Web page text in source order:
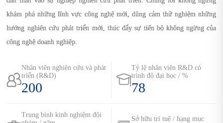
khám phá những lĩnh vực công nghệ mới, dũng cảm thử nghiệm những
hướng nghiên cứu phát triển mới, thúc đẩy sự tiến bộ không ngừng của
công nghệ doanh nghiệp.
khám phá những lĩnh vực công nghệ mới, dũng cảm thử nghiệm những
hướng nghiên cứu phát triển mới, thúc đẩy sự tiến bộ không ngừng của
công nghệ doanh nghiệp.
khám phá những lĩnh vực công nghệ mới, dũng cảm thử nghiệm những
hướng nghiên cứu phát triển mới, thúc đẩy sự tiến bộ không ngừng của
công nghệ doanh nghiệp.
Nhân viên nghiên cứu và phát
triển (R&D)
200
Tỷ lệ nhân viên R&D có
trình độ đại học / %
78
Trung bình kinh nghiệm đội
Sở hữu trí tuệ / hạng mục